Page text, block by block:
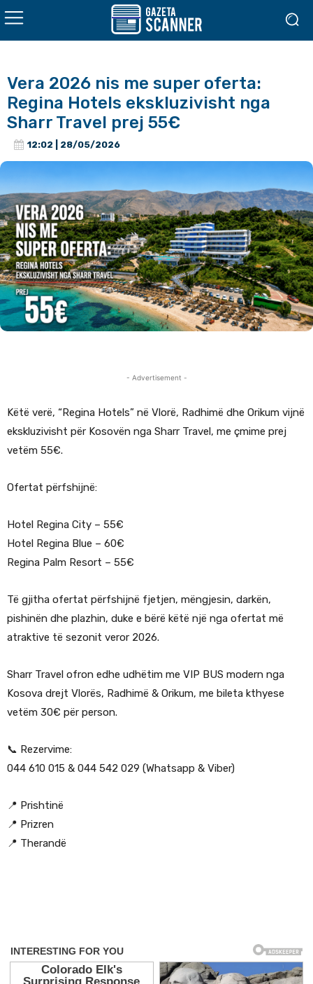
Vera 2026 nis me super oferta:
Regina Hotels ekskluzivisht nga
Sharr Travel prej 55€
12:02 | 28/05/2026
- Advertisement -
Këtë verë, “Regina Hotels” në Vlorë, Radhimë dhe Orikum vijnë
ekskluzivisht për Kosovën nga Sharr Travel, me çmime prej
vetëm 55€.
Ofertat përfshijnë:
Hotel Regina City – 55€
Hotel Regina Blue – 60€
Regina Palm Resort – 55€
Të gjitha ofertat përfshijnë fjetjen, mëngjesin, darkën,
pishinën dhe plazhin, duke e bërë këtë një nga ofertat më
atraktive të sezonit veror 2026.
Sharr Travel ofron edhe udhëtim me VIP BUS modern nga
Kosova drejt Vlorës, Radhimë & Orikum, me bileta kthyese
vetëm 30€ për person.
📞 Rezervime:
044 610 015 & 044 542 029 (Whatsapp & Viber)
📍 Prishtinë
📍 Prizren
📍 Therandë